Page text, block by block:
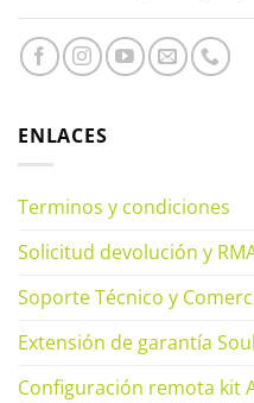
ENLACES
Terminos y condiciones
Solicitud devolución y
Soporte Técnico y
Extensión de garantía
Configuración remota kit